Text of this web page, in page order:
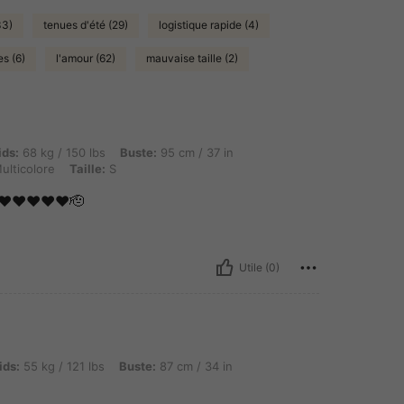
tenues d'été (29) logistique rapide (4)
(6) l'amour (62) mauvaise taille (2)
lbs, Buste: 95 cm / 37 in, Hanches: 112 cm / 44 in, Taille: 72 cm / 28 in,
68 kg / 150 lbs Buste: 95 cm / 37 in
Taille: S
Utile (0)
lbs, Buste: 87 cm / 34 in, Taille: 70 cm / 28 in, Couleur: Rose bonbon, Taille:
55 kg / 121 lbs Buste: 87 cm / 34 in